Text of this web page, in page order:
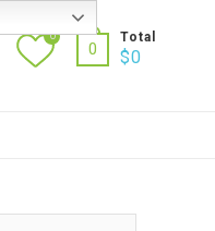
0
0
Total
$0